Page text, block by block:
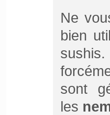
Ne
bien
sont
les